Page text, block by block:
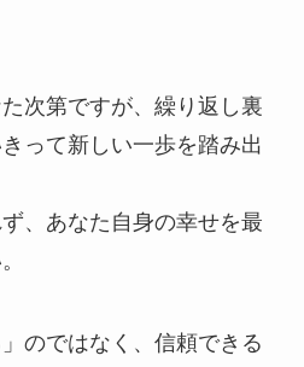
次第ですが、繰り返し裏
って新しい一歩を踏み出
、あなた自身の幸せを最
のではなく、信頼できる